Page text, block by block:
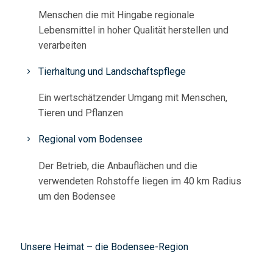
Menschen die mit Hingabe regionale
Lebensmittel in hoher Qualität herstellen und
verarbeiten
Tierhaltung und Landschaftspflege
Ein wertschätzender Umgang mit Menschen,
Tieren und Pflanzen
Regional vom Bodensee
Der Betrieb, die Anbauflächen und die
verwendeten Rohstoffe liegen im 40 km Radius
um den Bodensee
Unsere Heimat – die Bodensee-Region